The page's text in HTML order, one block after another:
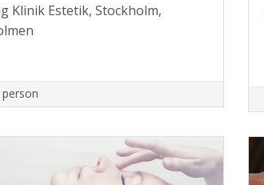
Klinik Estetik, Stockholm,